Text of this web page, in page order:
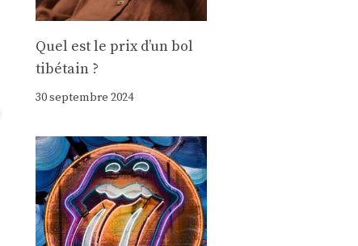
Quel est le prix d’un bol
tibétain ?
30 septembre 2024